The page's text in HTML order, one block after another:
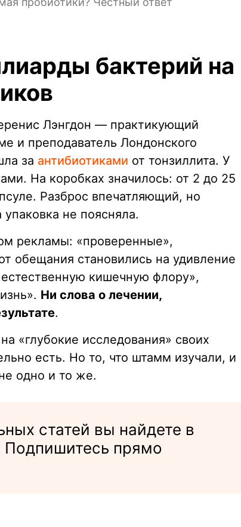
бактерий на
Лэнгдон — практикующий
и преподаватель Лондонского
за антибиотиками от тонзиллита. У
На коробках значилось: от 2 до 25
Разброс впечатляющий, но
не поясняла.
рекламы: «проверенные»,
обещания становились на удивление
кишечную флору»,
Ни слова о лечении,
.
«глубокие исследования» своих
есть. Но то, что штамм изучали, и
одно и то же.
статей вы найдете в
Подпишитесь прямо